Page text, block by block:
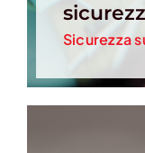
Sicurezza